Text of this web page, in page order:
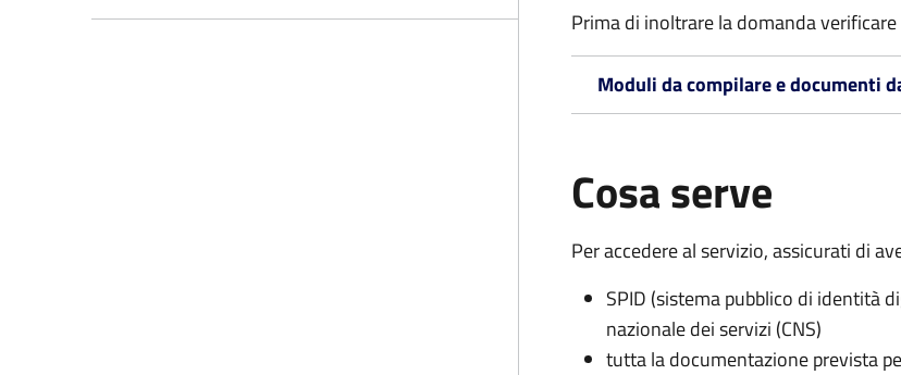
Prima di inoltrare la domanda
Moduli da compilare e documenti
Cosa serve
Per accedere al servizio, assicurati di
SPID (sistema pubblico di identità
nazionale dei servizi (CNS)
tutta la documentazione prevista